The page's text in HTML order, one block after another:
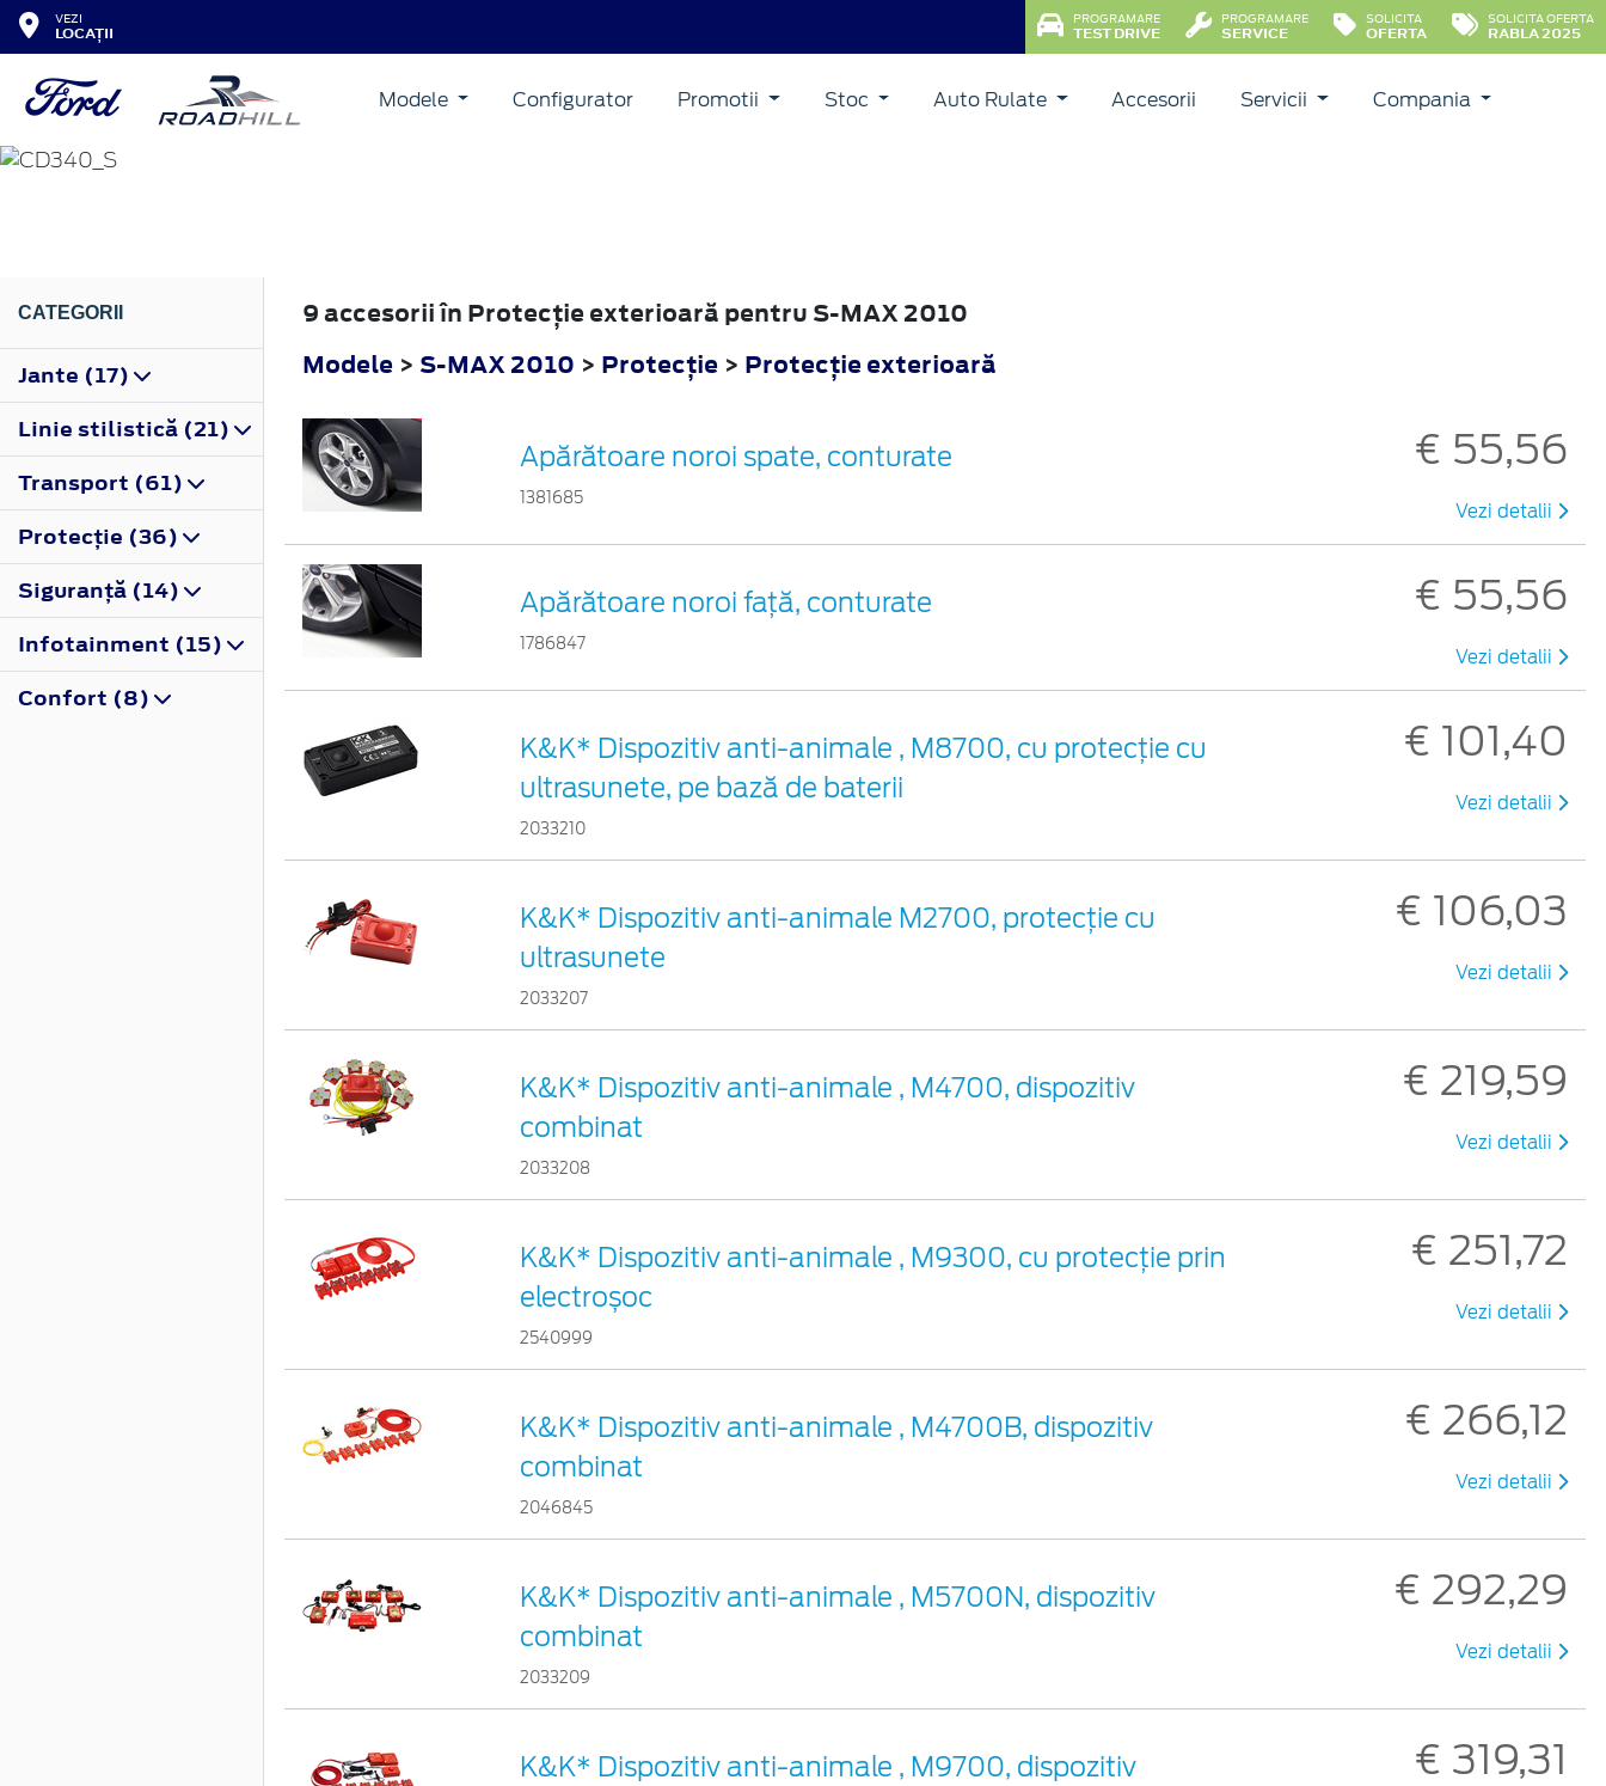
VEZI
LOCAȚII
PROGRAMARE
TEST DRIVE
PROGRAMARE
SERVICE
SOLICITA
OFERTA
SOLICITA OFERTA
RABLA 2025
Modele Configurator Promotii Stoc Auto Rulate Accesorii Servicii Compania
S-MAX
CATEGORII
Jante (17)
Linie stilistică (21)
Transport (61)
Protecţie (36)
Siguranţă (14)
Infotainment (15)
Confort (8)
9 accesorii în Protecţie exterioară pentru S-MAX 2010
Modele > S-MAX 2010 > Protecţie > Protecţie exterioară
Apărătoare noroi spate, conturate
1381685
€ 55,56
Vezi detalii
Apărătoare noroi faţă, conturate
1786847
€ 55,56
Vezi detalii
K&K* Dispozitiv anti-animale , M8700, cu protecție cu
ultrasunete, pe bază de baterii
2033210
€ 101,40
Vezi detalii
K&K* Dispozitiv anti-animale M2700, protecție cu
ultrasunete
2033207
€ 106,03
Vezi detalii
K&K* Dispozitiv anti-animale , M4700, dispozitiv
combinat
2033208
€ 219,59
Vezi detalii
K&K* Dispozitiv anti-animale , M9300, cu protecție prin
electroșoc
2540999
€ 251,72
Vezi detalii
K&K* Dispozitiv anti-animale , M4700B, dispozitiv
combinat
2046845
€ 266,12
Vezi detalii
K&K* Dispozitiv anti-animale , M5700N, dispozitiv
combinat
2033209
€ 292,29
Vezi detalii
K&K* Dispozitiv anti-animale , M9700, dispozitiv
€ 319,31